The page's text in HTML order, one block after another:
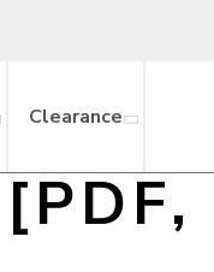
Clearance